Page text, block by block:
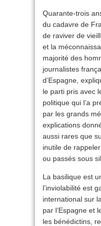
Quarante-trois
du cadavre de
de raviver de
et la
majorité des
journalistes
d’Espagne,
le parti pris avec
politique qui l’a
par les grands
explications
aussi rares que
inutile de
ou passés sous
La basilique est
l’inviolabilité est
international sur
par l’Espagne et
les bénédictins,